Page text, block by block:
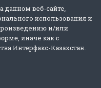
данном веб-сайте,
использования и
и/или
иначе как с
Интерфакс-Казахстан.